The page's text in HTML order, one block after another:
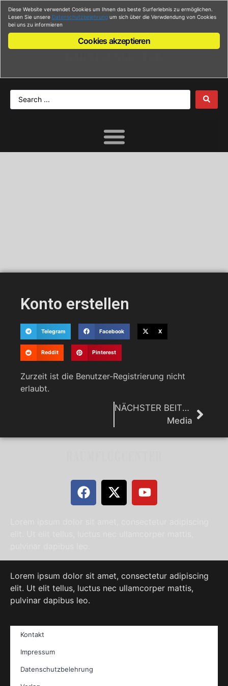
Anmelden
Konto erstellen
Telegram Facebook X
Reddit Pinterest
Zurzeit ist die Benutzer-Registrierung nicht
erlaubt.
NÄCHSTER BEITRAG
Media
Lorem ipsum dolor sit amet, consectetur adipiscing
elit. Ut elit tellus, luctus nec ullamcorper mattis,
pulvinar dapibus leo.
Kontakt
Impressum
Datenschutzbelehrung
Diese Website verwendet Cookies um Ihnen das beste Surferlebnis zu ermöglichen.
Lesen Sie unsere Datenschutzbelehrung um sich über die Verwdendung von Cookies
bei uns zu informieren
Cookies akzeptieren